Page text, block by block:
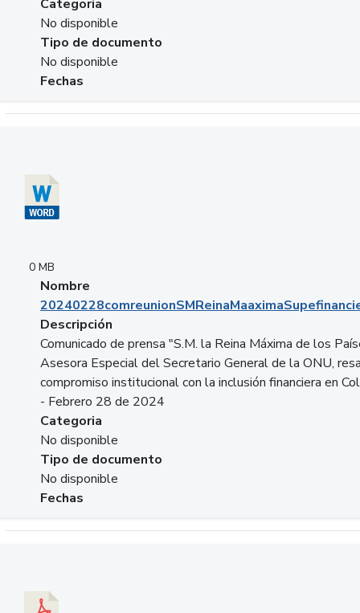
Categoria
No disponible
Tipo de documento
No disponible
Fechas
0 MB
Nombre
Descripción
Comunicado de prensa "S.M. la Reina Máxima de los
Asesora Especial del Secretario General de la ONU,
compromiso institucional con la inclusión financiera en
- Febrero 28 de 2024
Categoria
No disponible
Tipo de documento
No disponible
Fechas